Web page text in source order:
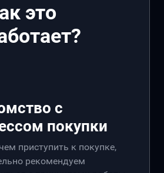
это
с
покупки
приступить к покупке,
рекомендуем